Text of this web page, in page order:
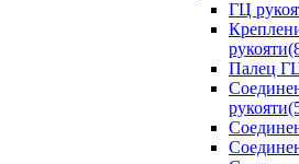
ГЦ
Палец